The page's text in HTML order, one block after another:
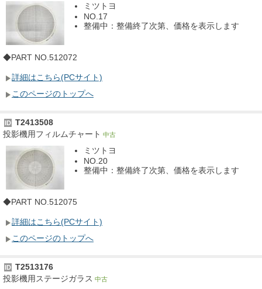
ミツトヨ
NO.17
整備中：整備終了次第、価格を表示します
◆PART NO.512072
詳細はこちら(PCサイト)
このページのトップへ
ID T2413508
投影機用フィルムチャート 中古
ミツトヨ
NO.20
整備中：整備終了次第、価格を表示します
◆PART NO.512075
詳細はこちら(PCサイト)
このページのトップへ
ID T2513176
投影機用ステージガラス 中古